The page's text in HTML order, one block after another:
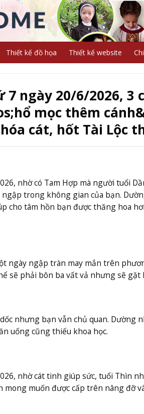
Thiết kế đồ họa Thiết kế website
ngày 20/6/2026, 3
mọc thêm
cát, hốt Tài Lộc
nhờ có Tam Hợp mà người tuổi
trong không gian của bạn.
cho tâm hồn bạn được thăng hoa
ngày ngập tràn may mắn trên
sẽ phải bôn ba vất vả nhưng sẽ
nhưng bạn vẫn chủ quan. Dường
uống cũng thiếu khoa học.
nhờ cát tinh giúp sức, tuổi Thìn
mong muốn được cấp trên nâng đỡ